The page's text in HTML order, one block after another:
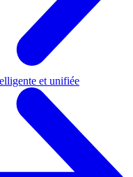
et unifiée